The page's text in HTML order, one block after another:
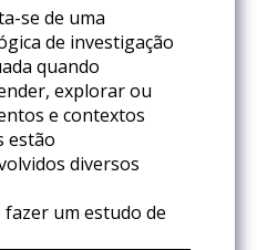
se de uma
de investigação
quando
explorar ou
e contextos
estão
diversos
fazer um estudo de